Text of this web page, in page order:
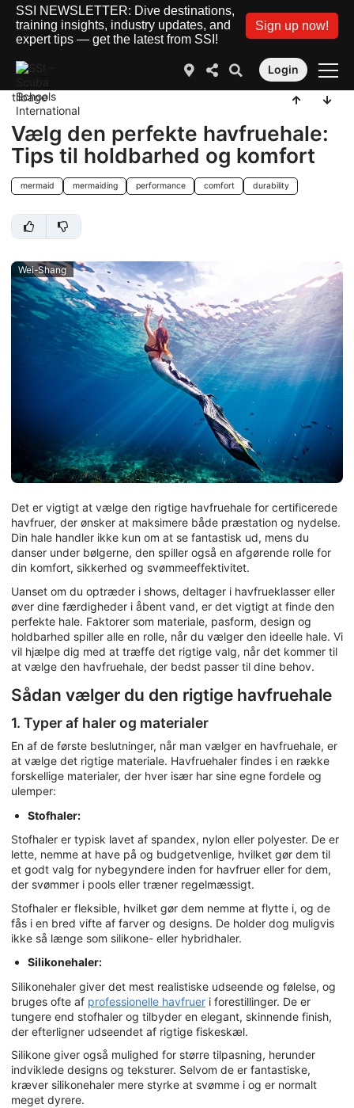
SSI NEWSLETTER: Dive destinations,
training insights, industry updates, and
expert tips — get the latest from SSI!
Sign up now!
Login
tilbage
Vælg den perfekte havfruehale:
Tips til holdbarhed og komfort
mermaid mermaiding performance comfort durability
Wei-Shang
Det er vigtigt at vælge den rigtige havfruehale for certificerede
havfruer, der ønsker at maksimere både præstation og nydelse.
Din hale handler ikke kun om at se fantastisk ud, mens du
danser under bølgerne, den spiller også en afgørende rolle for
din komfort, sikkerhed og svømmeeffektivitet.
Uanset om du optræder i shows, deltager i havfrueklasser eller
øver dine færdigheder i åbent vand, er det vigtigt at finde den
perfekte hale. Faktorer som materiale, pasform, design og
holdbarhed spiller alle en rolle, når du vælger den ideelle hale. Vi
vil hjælpe dig med at træffe det rigtige valg, når det kommer til
at vælge den havfruehale, der bedst passer til dine behov.
Sådan vælger du den rigtige havfruehale
1. Typer af haler og materialer
En af de første beslutninger, når man vælger en havfruehale, er
at vælge det rigtige materiale. Havfruehaler findes i en række
forskellige materialer, der hver især har sine egne fordele og
ulemper:
Stofhaler:
Stofhaler er typisk lavet af spandex, nylon eller polyester. De er
lette, nemme at have på og budgetvenlige, hvilket gør dem til
et godt valg for nybegyndere inden for havfruer eller for dem,
der svømmer i pools eller træner regelmæssigt.
Stofhaler er fleksible, hvilket gør dem nemme at flytte i, og de
fås i en bred vifte af farver og designs. De holder dog muligvis
ikke så længe som silikone- eller hybridhaler.
Silikonehaler:
Silikonehaler giver det mest realistiske udseende og følelse, og
bruges ofte af professionelle havfruer i forestillinger. De er
tungere end stofhaler og tilbyder en elegant, skinnende finish,
der efterligner udseendet af rigtige fiskeskæl.
Silikone giver også mulighed for større tilpasning, herunder
indviklede designs og teksturer. Selvom de er fantastiske,
kræver silikonehaler mere styrke at svømme i og er normalt
meget dyrere.